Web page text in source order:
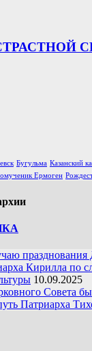
Бугульма Казанский
Ермоген
Кирилла по
10.09.2025
Совета
Патриарха